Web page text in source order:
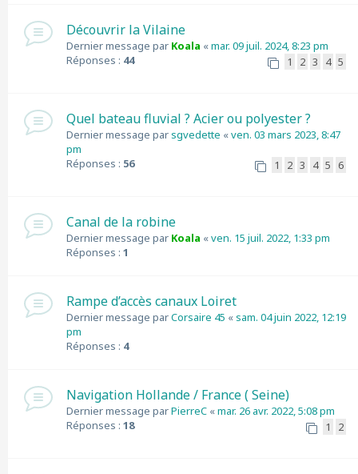
Découvrir la Vilaine
Dernier message par Koala «mar. 09 juil. 2024, 8:23 pm
Réponses : 44 1 2 3 4 5
Quel bateau fluvial ? Acier ou polyester ?
Dernier message parsgvedette «ven. 03 mars 2023, 8:47
pm
Réponses : 56 1 2 3 4 5 6
Canal de la robine
Dernier message par Koala «ven. 15 juil. 2022, 1:33 pm
Réponses : 1
Rampe d’accès canaux Loiret
Dernier message parCorsaire 45 «sam. 04 juin 2022, 12:19
pm
Réponses : 4
Navigation Hollande / France ( Seine)
Dernier message parPierreC «mar. 26 avr. 2022, 5:08 pm
Réponses : 18 1 2